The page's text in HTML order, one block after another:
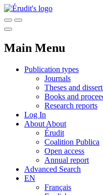
Main Menu
Publication types
Journals
Theses and
Books and
Research reports
Log In
About About
Érudit
Coalition Publica
Open access
Annual report
Advanced Search
EN
Français